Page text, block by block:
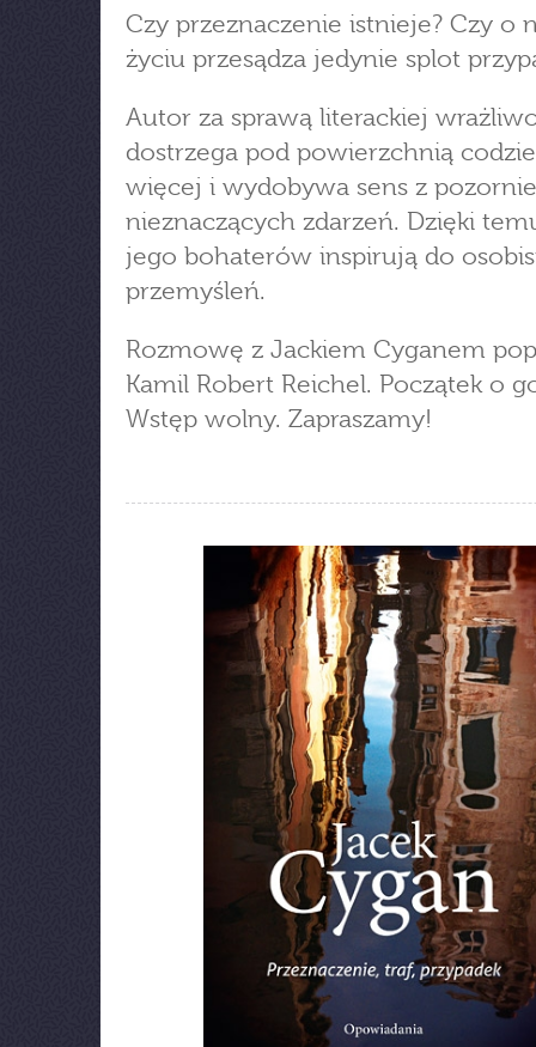
Czy przeznaczenie istnieje? Czy o
życiu przesądza jedynie splot
Autor za sprawą literackiej
dostrzega pod powierzchnią
więcej i wydobywa sens z
nieznaczących zdarzeń. Dzięki
jego bohaterów inspirują do
przemyśleń.
Rozmowę z Jackiem Cyganem
Kamil Robert Reichel. Początek o
Wstęp wolny. Zapraszamy!